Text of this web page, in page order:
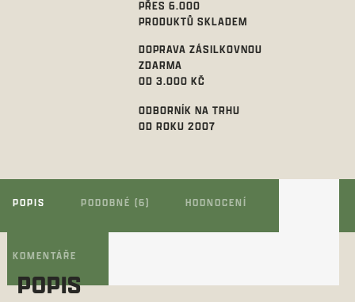
PŘES 6.000
PRODUKTŮ SKLADEM
DOPRAVA ZÁSILKOVNOU
ZDARMA
OD 3.000 KČ
ODBORNÍK NA TRHU
OD ROKU 2007
POPIS PODOBNÉ (6) HODNOCENÍ
KOMENTÁŘE
POPIS